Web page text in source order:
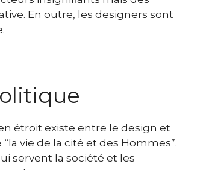
En outre, les designers sont
étroit existe entre le design et
vie de la cité et des Hommes”.
servent la société et les